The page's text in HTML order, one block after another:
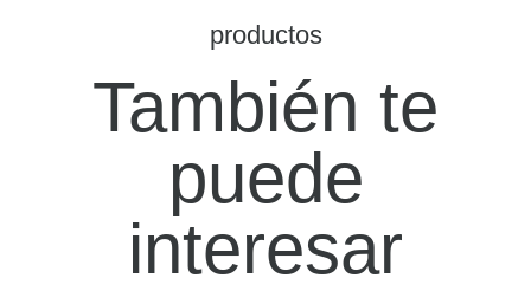
productos
También te
puede
interesar